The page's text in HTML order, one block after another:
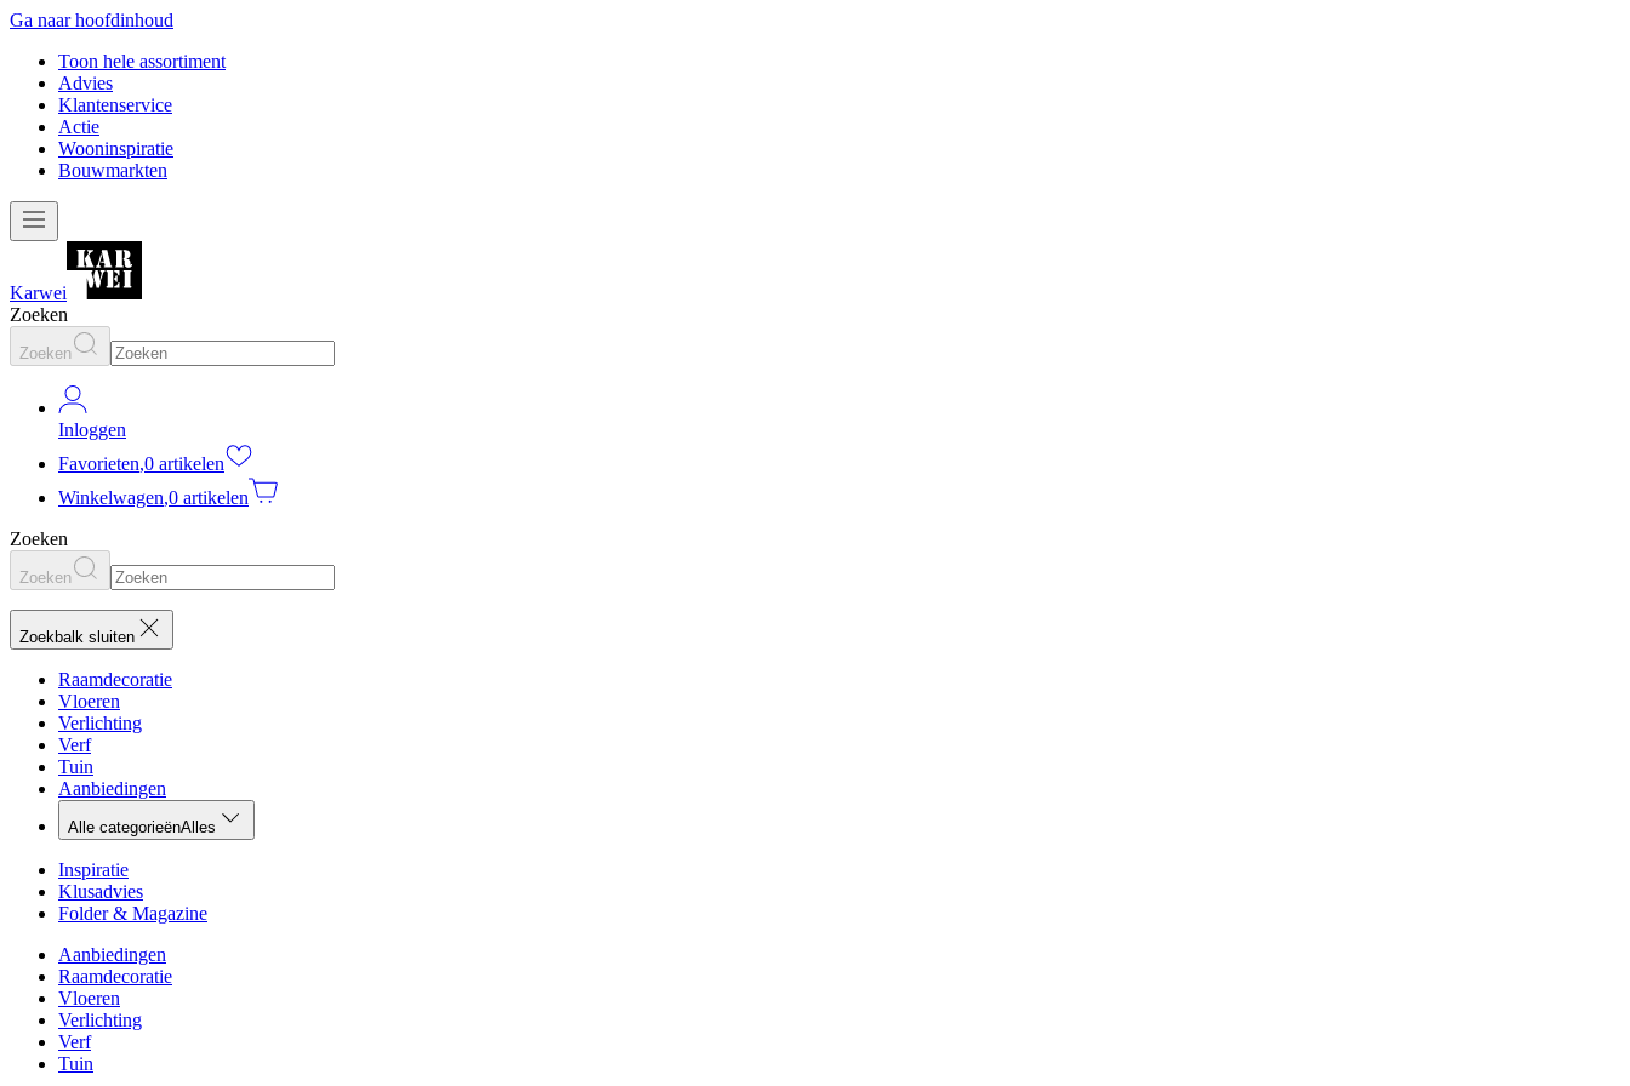
Ga naar hoofdinhoud
Toon hele assortiment
Advies
Klantenservice
Actie
Wooninspiratie
Bouwmarkten
Karwei
Zoeken
Zoeken
Inloggen
Favorieten,0 artikelen
Winkelwagen,0 artikelen
Zoeken
Zoeken
Zoekbalk sluiten
Raamdecoratie
Vloeren
Verlichting
Verf
Tuin
Aanbiedingen
Alle categorieënAlles
Inspiratie
Klusadvies
Folder & Magazine
Aanbiedingen
Raamdecoratie
Vloeren
Verlichting
Verf
Tuin